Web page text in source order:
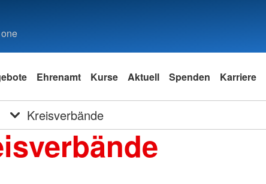
Ehrenamt Kurse Aktuell Spenden Karriere
Kreisverbände